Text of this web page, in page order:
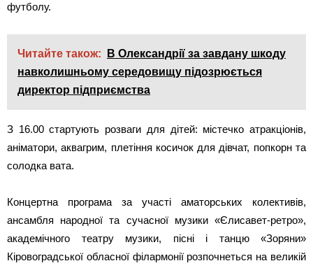
футболу.
Читайте також:
В Олександрії за завдану шкоду
навколишньому середовищу підозрюється
директор підприємства
З 16.00 стартують розваги для дітей: містечко атракціонів,
аніматори, аквагрим, плетіння косичок для дівчат, попкорн та
солодка вата.
Концертна програма за участі аматорських колективів,
ансамбля народної та сучасної музики «Єлисавет-ретро»,
академічного театру музики, пісні і танцю «Зоряни»
Кіровоградської обласної філармонії розпочнеться на великій